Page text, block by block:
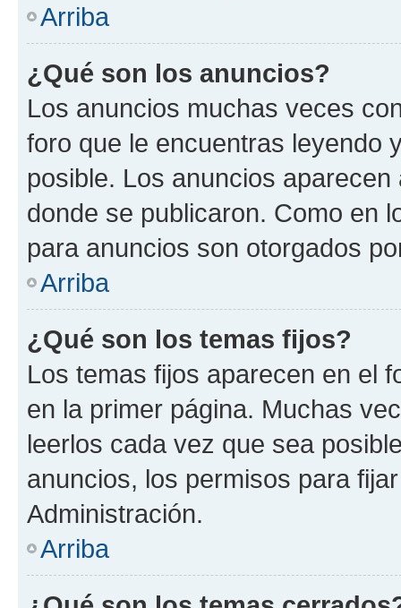
Arriba
¿Qué son los anuncios?
Los anuncios muchas veces
foro que le encuentras leyendo
posible. Los anuncios
donde se publicaron. Como en
para anuncios son otorgados
Arriba
¿Qué son los temas fijos?
Los temas fijos aparecen en el
en la primer página. Muchas
leerlos cada vez que sea
anuncios, los permisos para
Administración.
Arriba